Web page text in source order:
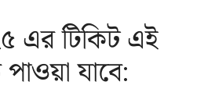
এর টিকিট এই
পাওয়া যাবে: